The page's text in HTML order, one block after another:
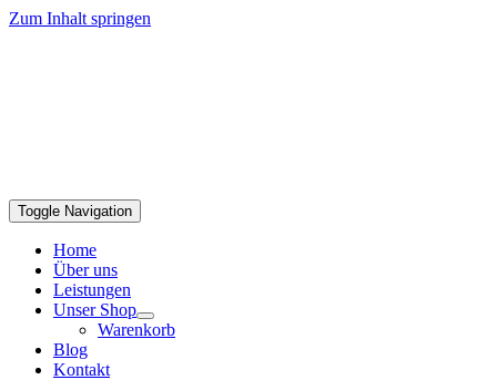
Zum Inhalt springen
Toggle Navigation
Home
Über uns
Leistungen
Unser Shop
Warenkorb
Blog
Kontakt